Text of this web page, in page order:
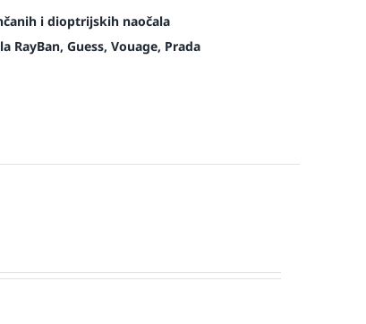
i dioptrijskih naočala
RayBan, Guess, Vouage, Prada